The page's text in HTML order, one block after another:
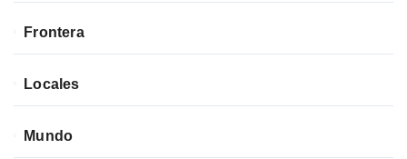
Frontera
Locales
Mundo